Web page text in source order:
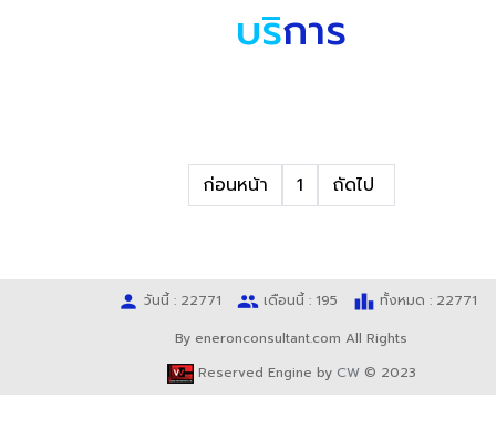
บริการ
ก่อนหน้า 1 ถัดไป
person วันนี้ : 22771 people เดือนนี้ : 195 leaderboard ทั้งหมด : 22771
By eneronconsultant.com All Rights
Reserved Engine by CW © 2023